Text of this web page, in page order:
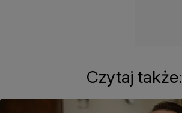
Czytaj także: